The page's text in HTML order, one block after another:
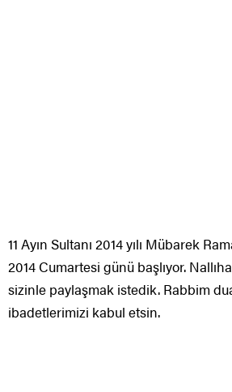
11 Ayın Sultanı 2014 yılı Mübarek
2014 Cumartesi günü başlıyor.
sizinle paylaşmak istedik. Rabbim
ibadetlerimizi kabul etsin.